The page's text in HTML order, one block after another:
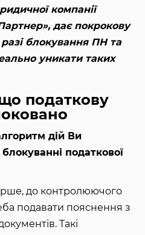
компанії
дає покрокову
разі блокування ПН та
уникати таких
податкову
дій Ви
податкової
до контролюючого
подавати пояснення з
Такі